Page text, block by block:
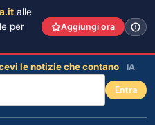
alle
per
Aggiungi ora
le notizie che contano IA
Entra